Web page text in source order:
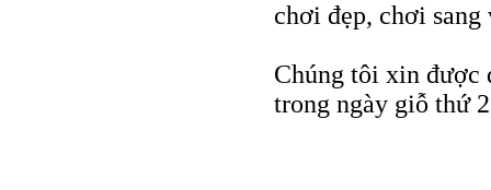
chơi đẹp, chơi
Chúng tôi xin được
trong ngày giỗ thứ